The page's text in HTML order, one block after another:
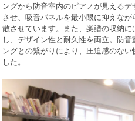
ングから防音室内のピアノが見える
させ、吸音パネルを最小限に抑えな
散させています。また、楽譜の収納
し、デザイン性と耐久性を両立。防
ングとの繋がりにより、圧迫感のな
した。